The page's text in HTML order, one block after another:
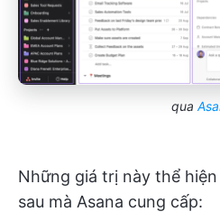
qua
Những giá trị này thể
sau mà Asana cung cấp: